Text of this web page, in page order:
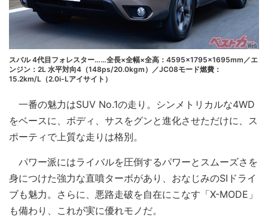
スバル 4代目フォレスター……全長×全幅×全高：4595×1795×1695mm／エ
ンジン：2L 水平対向4（148ps/20.0kgm）／JC08モード燃費：
15.2km/L（2.0i-Lアイサイト）
一番の魅力はSUV No.1の走り。シンメトリカルな4WD
をベースに、ボディ、サスをグンと進化させただけに、ス
ポーティで上質な走りは格別。
パワー派にはライバルを圧倒するパワーとスムーズさを
身につけた強力な直噴ターボがあり、おなじみのSIドライ
ブも魅力。さらに、悪路走破を自在にこなす「X-MODE」
も備わり、これが実に優れモノだ。